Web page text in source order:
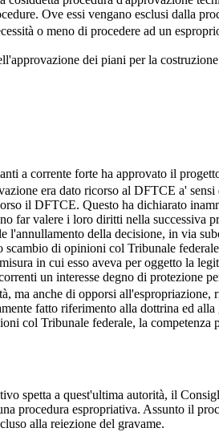
Ove essi vengano esclusi dalla
o meno di procedere ad un
dei piani per la
a corrente forte ha approvato il
era dato ricorso al DFTCE a' sensi
il DFTCE. Questo ha dichiarato
far valere i loro diritti nella
della decisione, in via
di opinioni col Tribunale
in cui esso aveva per oggetto la
un interesse degno di
ma anche di opporsi
fatto riferimento alla dottrina ed
col Tribunale federale, la competenza
spetta a quest'ultima autorità, il
procedura espropriativa. Assunto il
alla reiezione del gravame.